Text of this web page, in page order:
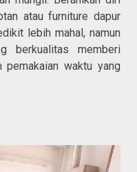
atau furniture dapur
lebih mahal, namun
berkualitas memberi
waktu yang